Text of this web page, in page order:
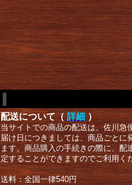
配送について（ 詳細 ）
当サイトでの商品の配送は、佐川急
届け日につきましては、商品ごとに
ます。商品購入の手続きの際に、配
定することができますのでご利用く
送料：全国一律540円